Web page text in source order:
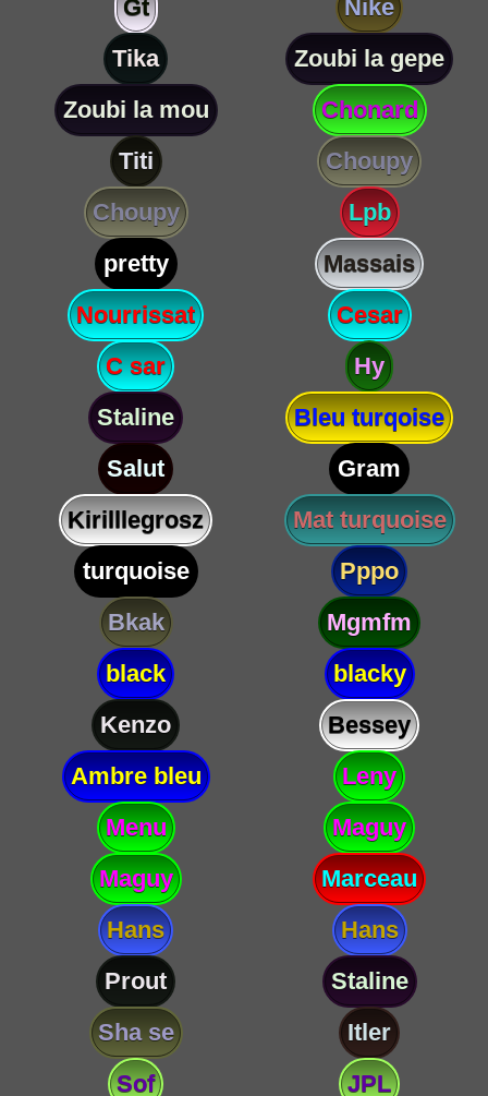
Gt
Nike
Tika
Zoubi la gepe
Zoubi la mou
Chonard
Titi
Choupy
Choupy
Lpb
pretty
Massais
Nourrissat
Cesar
C sar
Hy
Staline
Bleu turqoise
Salut
Gram
Kirilllegrosz
Mat turquoise
turquoise
Pppo
Bkak
Mgmfm
black
blacky
Kenzo
Bessey
Ambre bleu
Leny
Menu
Maguy
Maguy
Marceau
Hans
Hans
Prout
Staline
Sha se
Itler
Sof
JPL